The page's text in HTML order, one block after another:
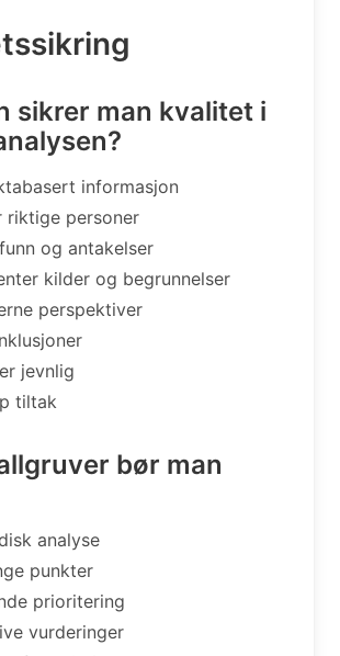
sikrer man kvalitet i
informasjon
riktige personer
og antakelser
kilder og begrunnelser
perspektiver
jevnlig
tiltak
bør man
analyse
punkter
prioritering
vurderinger